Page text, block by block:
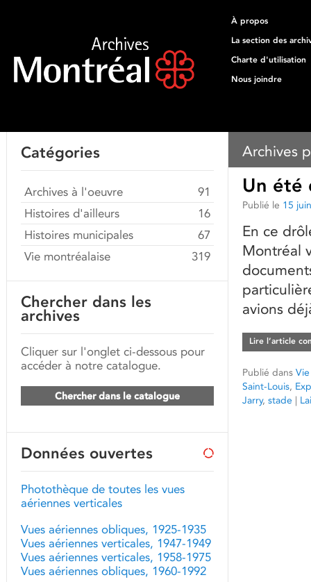
À propos
La section des
Charte d'utilisation
Nous joindre
Archives
Un été
Publié le 15
En ce
Montréal
avions
Lire l’article
Publié dans
Saint-Louis,
Jarry, stade |
Catégories
Archives à l'oeuvre
91
Histoires d'ailleurs
16
Histoires municipales
67
Vie montréalaise
319
Chercher dans les
archives
Cliquer sur l'onglet ci-dessous pour
accéder à notre catalogue.
Chercher dans le catalogue
Données ouvertes
Photothèque de toutes les vues
aériennes verticales
Vues aériennes obliques, 1925-1935
Vues aériennes verticales, 1947-1949
Vues aériennes verticales, 1958-1975
Vues aériennes obliques, 1960-1992